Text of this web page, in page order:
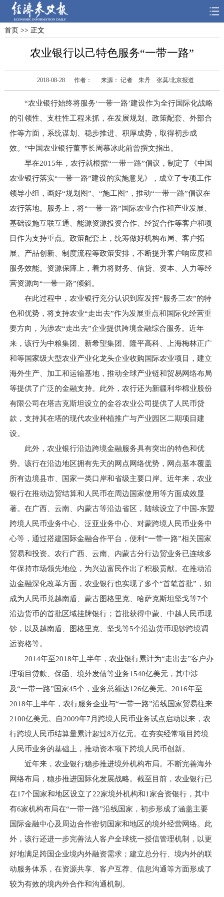
首页 深度 思想
首页 >> 正文
农业银行以己特色服务“一带一路”
2018-08-28 作者： 来源： 记者 朱丹 张莫/北京报道
“农业银行始终将服务‘一带一路’建设作为全行国际化战略
的引领性、支柱性工程来抓，在发展规划、政策配套、外部合
作等方面，系统谋划、稳步推进、积厚成势，取得初步成
效。”中国农业银行董事长周慕冰此前曾撰文指出。
早在2015年，农行就根据“一带一路”倡议，制定了《中国
农业银行落实“一带一路”建设的实施意见》，成立了专项工作
领导小组，画好“规划图”、“施工图”，推动“一带一路”倡议在
农行落地。服务上，将“一带一路”国际农业合作和产业发展、
基础设施互联互通、能源资源投资合作、经贸合作等客户和项
目作为支持重点。政策配套上，统筹做好机构布局、客户拓
展、产品创新、制度流程等政策安排，不断提升客户响应度和
服务效能。资源保障上，着力将财务、信贷、资本、人力等经
营资源向“一带一路”倾斜。
在此过程中，农业银行充分认识到应发挥“服务三农”的特
色和优势，将支持农业“走出去”作为发展重点和国际化经营重
要方向，为涉农“走出去”企业提供跨境金融综合服务。近年
来，该行为中粮集团、新希望集团、隆平高科、上海梅林正广
和等国家级大型农业产业化龙头企业收购国际农业项目，建立
海外生产、加工和运输基地，推动全球产业链和贸易网络布局
等提供了广泛的金融支持。此外，农行还为新疆利华棉业股份
有限公司在塔吉克斯坦设立的金谷农业公司提供了人民币贷
款，支持其在塔的现代农业种植推广与产业园区二期项目建
设。
此外，农业银行沿边跨境金融服务具有突出的特色和优
势。该行在沿边地区拥有先天的网点网络优势，网点基本覆盖
所有边境县市、国家一类口岸和省级主要口岸。近年来，农业
银行在推动边贸结算和人民币在周边国家使用等方面成效显
著。在广西、云南、内蒙古等沿边省区，陆续设立了中国-东盟
跨境人民币业务中心、泛亚业务中心、对蒙跨境人民币业务中
心等，通过搭建国际金融合作平台，便利“一带一路”相关国家
贸易和投资。农行广西、云南、内蒙古分行边贸业务已连续多
年保持市场领先地位，为兴边富民作出了积极贡献。在推动沿
边金融深化改革方面，农业银行也实现了多个“首笔首批”，如
成为人民币兑越南盾、蒙古图格里克、哈萨克斯坦坚戈等7个
沿边货币的首批区域挂牌银行；首批获得中蒙、中越人民币现
钞，以及越南盾、图格里克、坚戈等5个沿边货币现钞跨境调
运资格等。
2014年至2018年上半年，农业银行累计为“走出去”客户办
理项目贷款、保函、境外发债等业务1540亿美元，其中涉
及“一带一路”国家45个，业务总额达126亿美元。2016年至
2018年上半年，农行服务企业与“一带一路”沿线国家贸易往来
2100亿美元。自2009年7月跨境人民币业务试点启动以来，农
行跨境人民币结算量累计超过8万亿元。在夯实经常项目跨境
人民币业务的基础上，推动资本项下跨境人民币创新。
近年来，农业银行稳步推进境外机构布局。不断完善海外
网络布局，稳步推进国际化发展战略。截至目前，农业银行已
在17个国家和地区设立了22家境外机构和1家合资银行，其中
有6家机构布局在“一带一路”沿线国家，初步形成了涵盖主要
国际金融中心及周边合作密切国家和地区的境外经营网络。此
外，该行还进一步完善法人客户全球统一授信管理机制，以更
好地满足跨国企业境内外融资需求；建立总分行、境内外的联
动服务体系，在资源共享、客户互荐、信息沟通等方面形成了
较为有效的境内外合作和沟通机制。